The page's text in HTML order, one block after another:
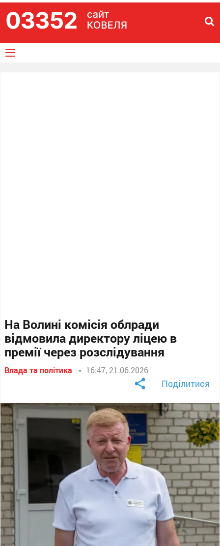
На Волині комісія облради
відмовила директору ліцею в
премії через розслідування
Влада та політика 16:47, 21.06.2026
Поділитися